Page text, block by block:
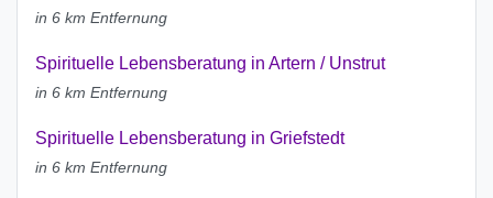
in 6 km Entfernung
Spirituelle Lebensberatung in Artern / Unstrut
in 6 km Entfernung
Spirituelle Lebensberatung in Griefstedt
in 6 km Entfernung